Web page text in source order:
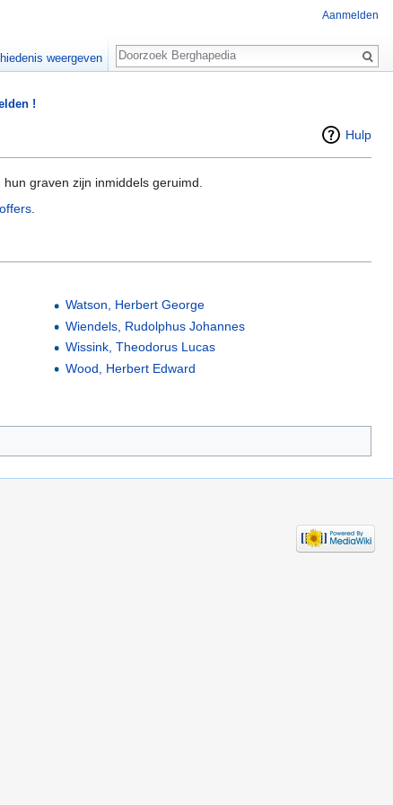
!
Hulp
graven zijn inmiddels geruimd.
.
Watson, Herbert George
Wiendels, Rudolphus Johannes
Wissink, Theodorus Lucas
Wood, Herbert Edward
Aanmelden
weergeven
Zoeken